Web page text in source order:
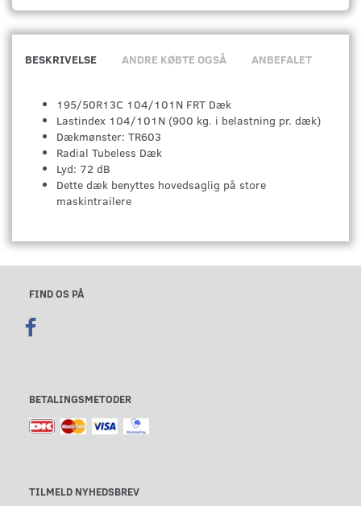
BESKRIVELSE ANDRE KØBTE OGSÅ ANBEFALET
195/50R13C 104/101N FRT Dæk
Lastindex 104/101N (900 kg. i belastning pr. dæk)
Dækmønster: TR603
Radial Tubeless Dæk
Lyd: 72 dB
Dette dæk benyttes hovedsaglig på store
maskintrailere
FIND OS PÅ
BETALINGSMETODER
TILMELD NYHEDSBREV